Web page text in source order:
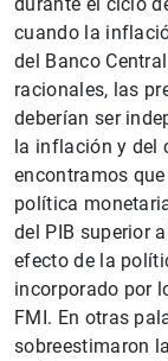
cuando la
del Banco
racionales, las
deberían ser
la inflación y del
encontramos
política
del PIB superior
efecto de la
incorporado por
FMI. En otras
sobreestimaron